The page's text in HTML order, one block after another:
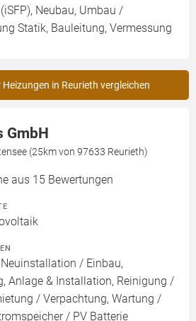
Neubau, Umbau /
Statik, Bauleitung, Vermessung
in Reurieth vergleichen
GmbH
(25km von 97633 Reurieth)
aus 15 Bewertungen
/ Einbau,
Anlage & Installation, Reinigung /
/ Verpachtung, Wartung /
/ PV Batterie